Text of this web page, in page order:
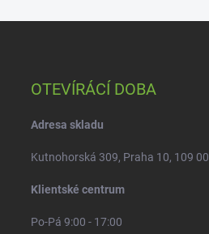
OTEVÍRÁCÍ DOBA
Adresa skladu
Kutnohorská 309, Praha 10, 109 00
Klientské centrum
Po-Pá 9:00 - 17:00